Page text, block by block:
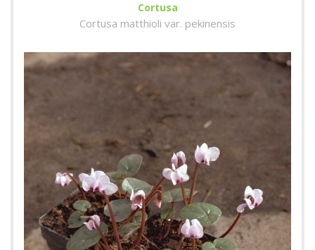
Cortusa
Cortusa matthioli var. pekinensis